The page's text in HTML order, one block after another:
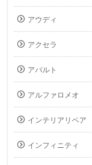
アウディ
アクセラ
アバルト
アルファロメオ
インテリアリペア
インフィニティ